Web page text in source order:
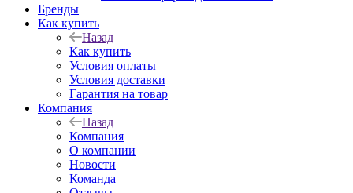
Бренды
Как купить
Назад
Как купить
Условия оплаты
Условия доставки
Гарантия на товар
Компания
Назад
Компания
О компании
Новости
Команда